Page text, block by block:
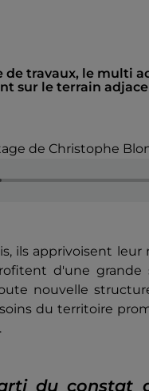
de travaux, le multi
sur le terrain
de Christophe
ils apprivoisent
d'une grande
nouvelle
du territoire
du constat